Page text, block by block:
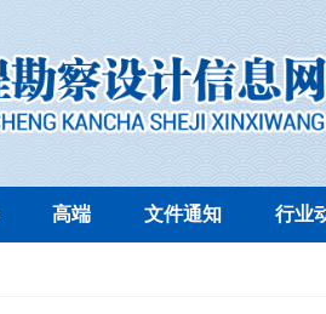
高端 文件通知 行业